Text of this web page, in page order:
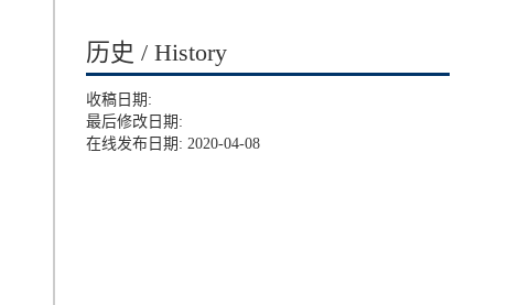
历史 / History
收稿日期:
最后修改日期:
在线发布日期: 2020-04-08